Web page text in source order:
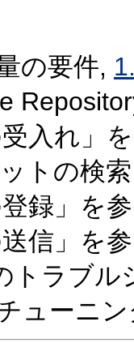
の要件,
受入れ」
ットの検
録」を
信」を
トラブ
ューニ